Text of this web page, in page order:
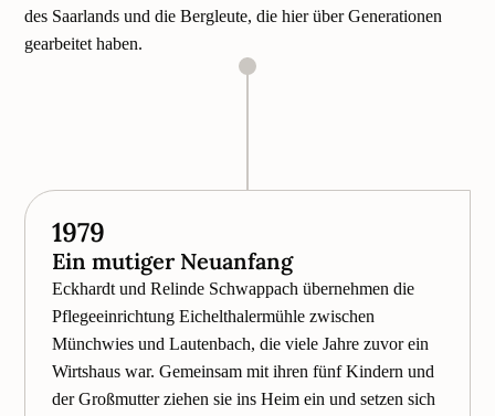
des Saarlands und die Bergleute, die hier über Generationen
gearbeitet haben.
1979
Ein mutiger Neuanfang
Eckhardt und Relinde Schwappach übernehmen die
Pflegeeinrichtung Eichelthalermühle zwischen
Münchwies und Lautenbach, die viele Jahre zuvor ein
Wirtshaus war. Gemeinsam mit ihren fünf Kindern und
der Großmutter ziehen sie ins Heim ein und setzen sich